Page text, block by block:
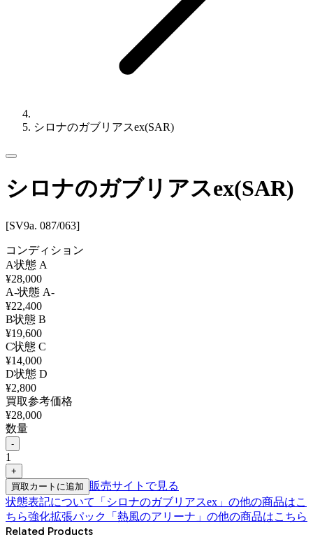
シロナのガブリアスex(SAR)
シロナのガブリアスex(SAR)
[SV9a. 087/063]
コンディション
A状態 A
¥28,000
A-状態 A-
¥22,400
B状態 B
¥19,600
C状態 C
¥14,000
D状態 D
¥2,800
買取参考価格
¥28,000
数量
-
1
+
買取カートに追加
販売サイトで見る
状態表記について
「 シロナのガブリアスex 」の他の商品はこ
ちら強化拡張パック「熱風のアリーナ」 の他の商品はこちら
Related Products